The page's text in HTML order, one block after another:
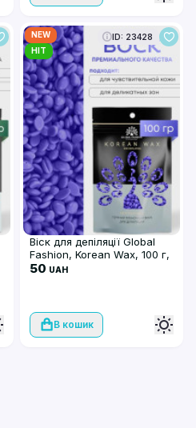
NEW
HIT
ID: 23428
Віск для депіляції Global
Fashion, Korean Wax, 100 г,
плівковий, Lavander
50 UAH
В кошик